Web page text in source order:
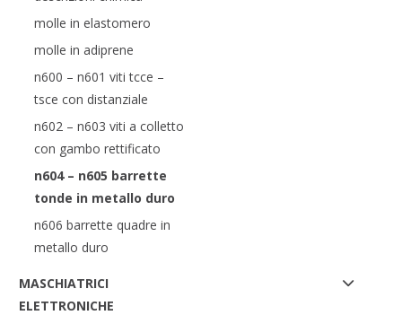
molle in elastomero
molle in adiprene
n600 – n601 viti tcce –
tsce con distanziale
n602 – n603 viti a colletto
con gambo rettificato
n604 – n605 barrette
tonde in metallo duro
n606 barrette quadre in
metallo duro
MASCHIATRICI
ELETTRONICHE